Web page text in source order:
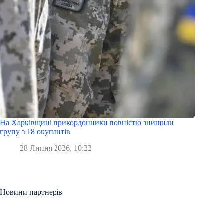
На Харківщині прикордонники повністю знищили
групу з 18 окупантів
28 Липня 2026, 10:22
Новини партнерів